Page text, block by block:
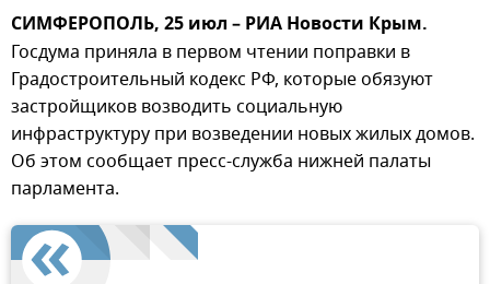
СИМФЕРОПОЛЬ, 25 июл – РИА Новости Крым.
Госдума приняла в первом чтении поправки в
Градостроительный кодекс РФ, которые обязуют
застройщиков возводить социальную
инфраструктуру при возведении новых жилых домов.
Об этом сообщает пресс-служба нижней палаты
парламента.